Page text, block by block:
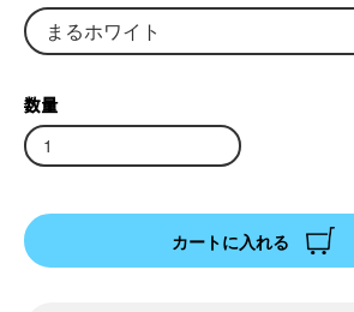
数量
カートに入れる